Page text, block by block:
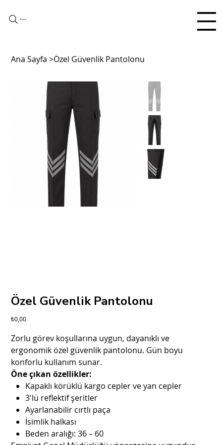
Arama
Ana Sayfa >Özel Güvenlik Pantolonu
Özel Güvenlik Pantolonu
Fiyat
₺0,00
Zorlu görev koşullarına uygun, dayanıklı ve
ergonomik özel güvenlik pantolonu. Gün boyu
konforlu kullanım sunar.
Öne çıkan özellikler:
Kapaklı körüklü kargo cepler ve yan cepler
3'lü reflektif şeritler
Ayarlanabilir cırtlı paça
İsimlik halkası
Beden aralığı: 36 – 60